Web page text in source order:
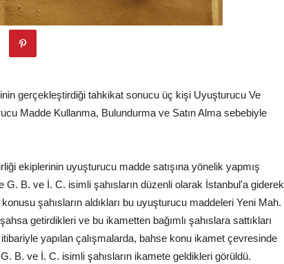
gerçekleştirdiği tahkikat sonucu üç kişi Uyuşturucu Ve
Madde Kullanma, Bulundurma ve Satın Alma sebebiyle
ekiplerinin uyuşturucu madde satışına yönelik yapmış
G. B. ve İ. C. isimli şahısların düzenli olarak İstanbul'a giderek
şahısların aldıkları bu uyuşturucu maddeleri Yeni Mah.
getirdikleri ve bu ikametten bağımlı şahıslara sattıkları
yapılan çalışmalarda, bahse konu ikamet çevresinde
B. ve İ. C. isimli şahısların ikamete geldikleri görüldü.